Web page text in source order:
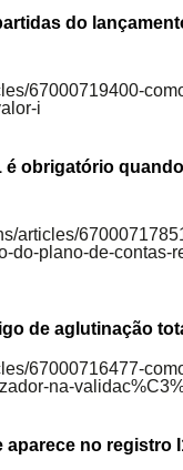
do
67000719400-
i
é obrigatório
articles/
plano-de-contas-
de aglutinação
67000716477-
na-
aparece no registro